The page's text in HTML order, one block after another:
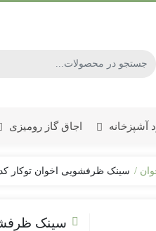
آشپزخانه اجاق گاز رومیزی
جدیدترین فر
سینک ظرفشویی اخوان توکار کد
سینک